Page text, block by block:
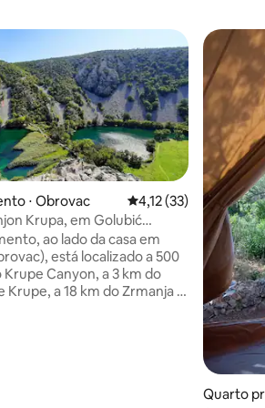
⋅ Obrovac 4,12 de uma
4,12 (33)
Krupa, em Golubić
ao lado da casa em
está localizado a 500
Krupe Canyon, a 3 km do
Krupe, a 18 km do Zrmanja e
Quarto